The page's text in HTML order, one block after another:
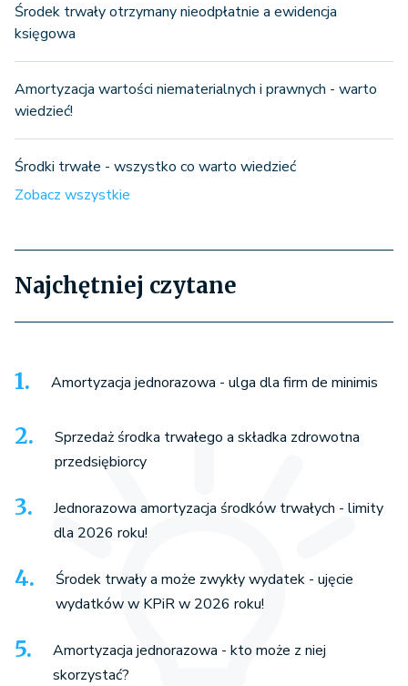
Środek trwały otrzymany nieodpłatnie a ewidencja
księgowa
Amortyzacja wartości niematerialnych i prawnych - warto
wiedzieć!
Środki trwałe - wszystko co warto wiedzieć
Zobacz wszystkie
Najchętniej czytane
Amortyzacja jednorazowa - ulga dla firm de minimis
Sprzedaż środka trwałego a składka zdrowotna
przedsiębiorcy
Jednorazowa amortyzacja środków trwałych - limity
dla 2026 roku!
Środek trwały a może zwykły wydatek - ujęcie
wydatków w KPiR w 2026 roku!
Amortyzacja jednorazowa - kto może z niej
skorzystać?